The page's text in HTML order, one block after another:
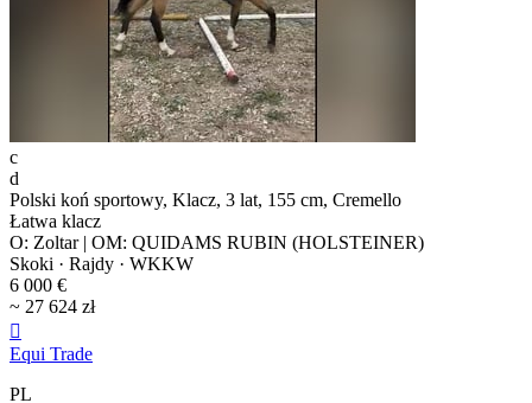
c
d
Polski koń sportowy, Klacz, 3 lat, 155 cm, Cremello
Łatwa klacz
O: Zoltar | OM: QUIDAMS RUBIN (HOLSTEINER)
Skoki · Rajdy · WKKW
6 000 €
~ 27 624 zł

Equi Trade
PL